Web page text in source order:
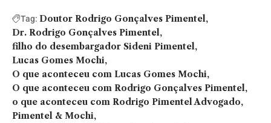
Tag: Doutor Rodrigo Gonçalves Pimentel
Dr. Rodrigo Gonçalves Pimentel
filho do desembargador Sideni Pimentel
Lucas Gomes Mochi
O que aconteceu com Lucas Gomes Mochi
O que aconteceu com Rodrigo Gonçalves Pimentel
o que aconteceu com Rodrigo Pimentel Advogado
Pimentel & Mochi